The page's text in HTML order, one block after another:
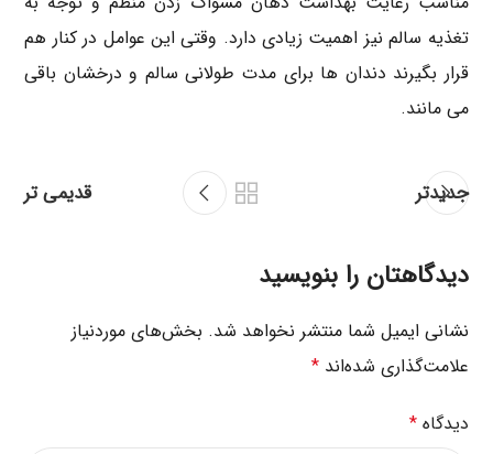
تغذیه سالم نیز اهمیت زیادی دارد. وقتی این عوامل در کنار هم
قرار بگیرند دندان ها برای مدت طولانی سالم و درخشان باقی
می مانند.
جدیدتر قدیمی تر
دیدگاهتان را بنویسید
نشانی ایمیل شما منتشر نخواهد شد. بخش‌های موردنیاز
علامت‌گذاری شده‌اند*
دیدگاه*